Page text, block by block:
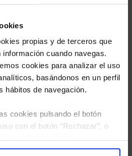
propias y de terceros que
cuando navegas.
cookies para analizar el uso
basándonos en un perfil
hábitos de navegación.
cookies pulsando el botón
con el botón “Rechazar”, o
nuestraPolítica
privacidady consiento el
personales.